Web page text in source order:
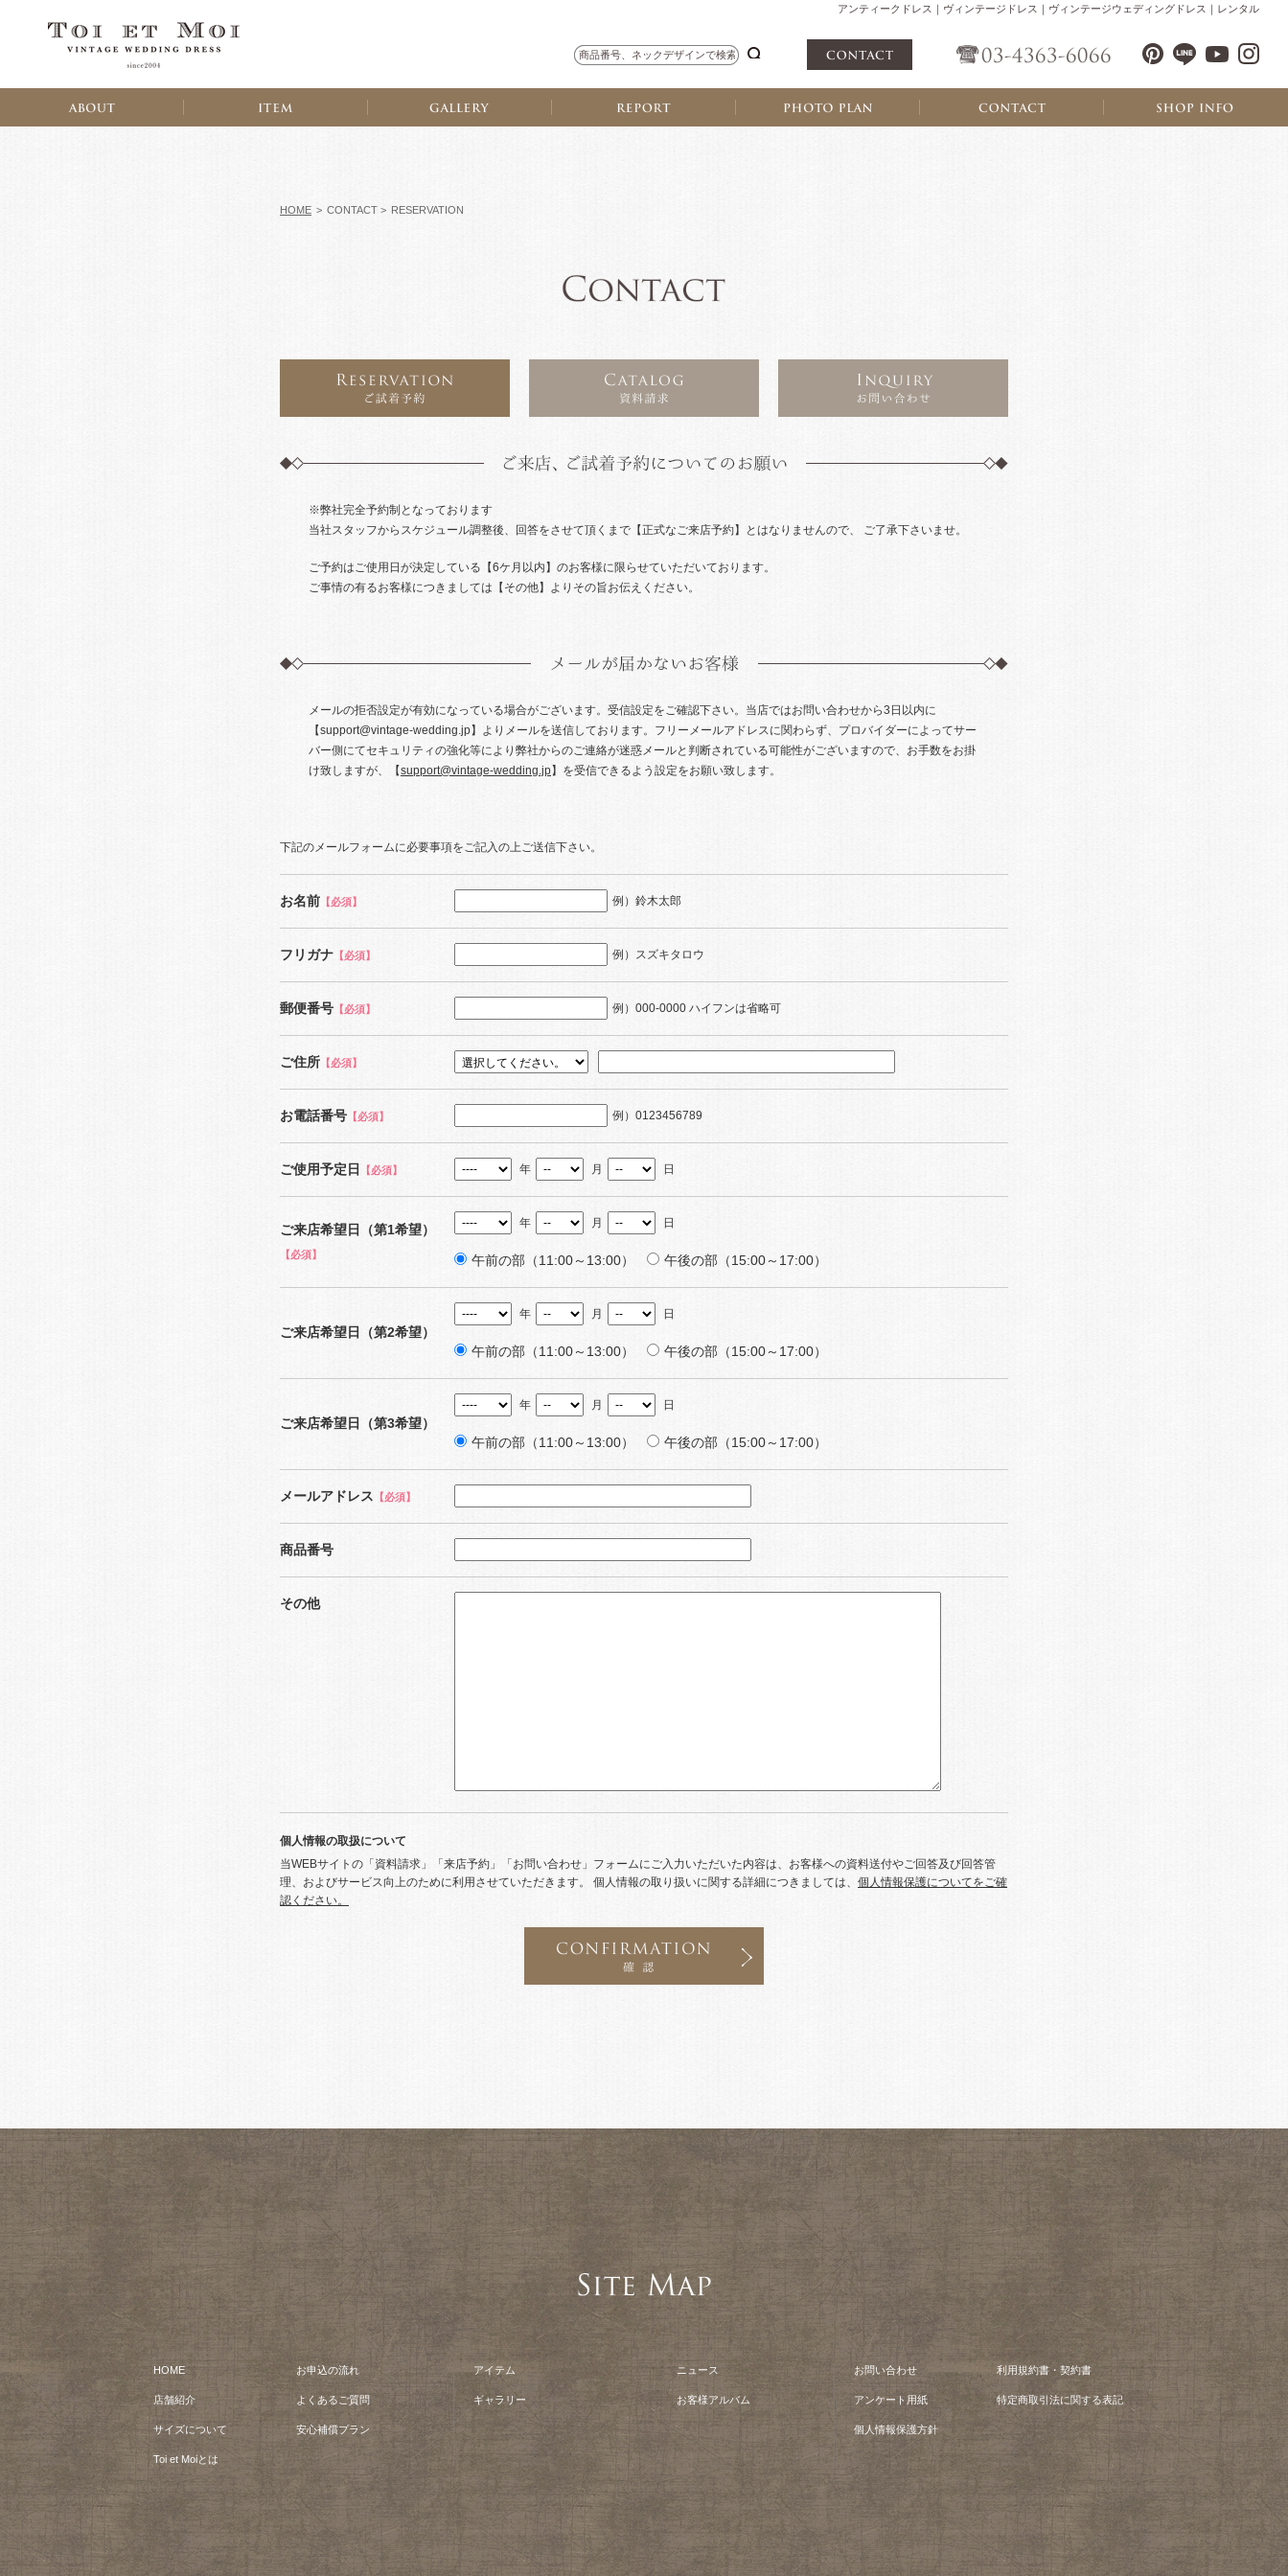
アンティークドレス｜ヴィンテージドレス｜ヴィンテージウェディングドレス｜レンタル
HOME > CONTACT > RESERVATION
※弊社完全予約制となっております
当社スタッフからスケジュール調整後、回答をさせて頂くまで【正式なご来店予約】とはなりませんので、 ご了承下さいませ。
ご予約はご使用日が決定している【6ケ月以内】のお客様に限らせていただいております。
ご事情の有るお客様につきましては【その他】よりその旨お伝えください。
メールの拒否設定が有効になっている場合がございます。受信設定をご確認下さい。当店ではお問い合わせから3日以内に
【support@vintage-wedding.jp】よりメールを送信しております。フリーメールアドレスに関わらず、プロバイダーによってサー
バー側にてセキュリティの強化等により弊社からのご連絡が迷惑メールと判断されている可能性がございますので、お手数をお掛
け致しますが、【support@vintage-wedding.jp】を受信できるよう設定をお願い致します。
下記のメールフォームに必要事項をご記入の上ご送信下さい。
お名前 【必須】 例）鈴木太郎
フリガナ 【必須】 例）スズキタロウ
郵便番号 【必須】 例）000-0000 ハイフンは省略可
ご住所 【必須】
お電話番号 【必須】 例）0123456789
ご使用予定日 【必須】 年 月 日
ご来店希望日（第1希望）
【必須】
年 月 日
午前の部（11:00～13:00） 午後の部（15:00～17:00）
ご来店希望日（第2希望）
年 月 日
午前の部（11:00～13:00） 午後の部（15:00～17:00）
ご来店希望日（第3希望）
年 月 日
午前の部（11:00～13:00） 午後の部（15:00～17:00）
メールアドレス 【必須】
商品番号
その他
個人情報の取扱について
当WEBサイトの「資料請求」「来店予約」「お問い合わせ」フォームにご入力いただいた内容は、お客様への資料送付やご回答及び回答管
理、およびサービス向上のために利用させていただきます。 個人情報の取り扱いに関する詳細につきましては、 個人情報保護についてをご確
認ください。
HOME
店舗紹介
サイズについて
Toi et Moiとは
お申込の流れ
よくあるご質問
安心補償プラン
アイテム
ギャラリー
ニュース
お客様アルバム
お問い合わせ
アンケート用紙
個人情報保護方針
利用規約書・契約書
特定商取引法に関する表記